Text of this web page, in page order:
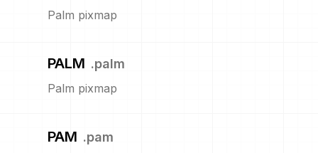
Palm pixmap
PALM .palm
Palm pixmap
PAM .pam